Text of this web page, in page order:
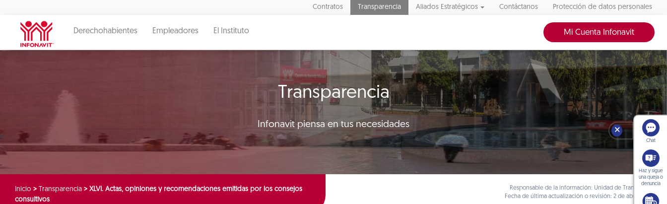
Contratos Transparencia Aliados Estratégicos Contáctanos Protección de datos personales
Derechohabientes Empleadores El Instituto Mi Cuenta Infonavit
Transparencia
Infonavit piensa en tus necesidades
Inicio > Transparencia > XLVI. Actas, opiniones y recomendaciones emitidas por los consejos
consultivos
Responsable de la información: Unidad de Transparencia
Fecha de última actualización o revisión: 2 de abril de 2018
🗙
Chat
Haz y sigue
una queja o
denuncia